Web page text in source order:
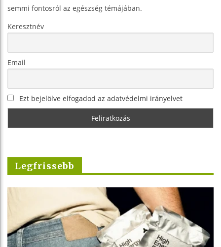
semmi fontosról az egészség témájában.
Keresztnév
Email
Ezt bejelölve elfogadod az adatvédelmi irányelvet
Legfrissebb